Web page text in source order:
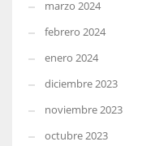
marzo 2024
febrero 2024
enero 2024
diciembre 2023
noviembre 2023
octubre 2023